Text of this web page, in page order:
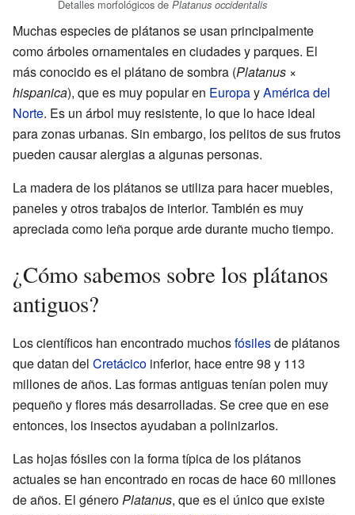
Detalles morfológicos de Platanus occidentalis
Muchas especies de plátanos se usan principalmente
como árboles ornamentales en ciudades y parques. El
más conocido es el plátano de sombra (Platanus ×
hispanica), que es muy popular en EuropayAmérica del
Norte. Es un árbol muy resistente, lo que lo hace ideal
para zonas urbanas. Sin embargo, los pelitos de sus frutos
pueden causar alergias a algunas personas.
La madera de los plátanos se utiliza para hacer muebles,
paneles y otros trabajos de interior. También es muy
apreciada como leña porque arde durante mucho tiempo.
¿Cómo sabemos sobre los plátanos
antiguos?
Los científicos han encontrado muchosfósilesde plátanos
que datan del Cretácico inferior, hace entre 98 y 113
millones de años. Las formas antiguas tenían polen muy
pequeño y flores más desarrolladas. Se cree que en ese
entonces, los insectos ayudaban a polinizarlos.
Las hojas fósiles con la forma típica de los plátanos
actuales se han encontrado en rocas de hace 60 millones
de años. El géneroPlatanus, que es el único que existe